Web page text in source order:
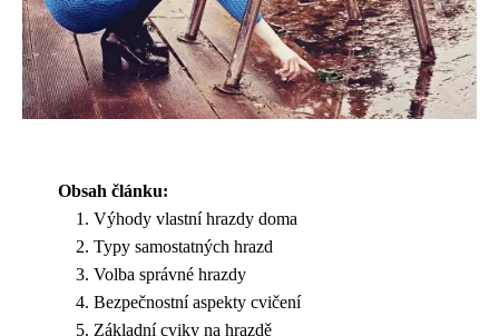
Obsah článku:
Výhody vlastní hrazdy doma
Typy samostatných hrazd
Volba správné hrazdy
Bezpečnostní aspekty cvičení
Základní cviky na hrazdě